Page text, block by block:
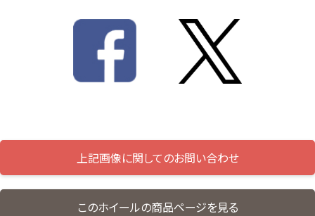
上記画像に関してのお問い合わせ
このホイールの商品ページを見る